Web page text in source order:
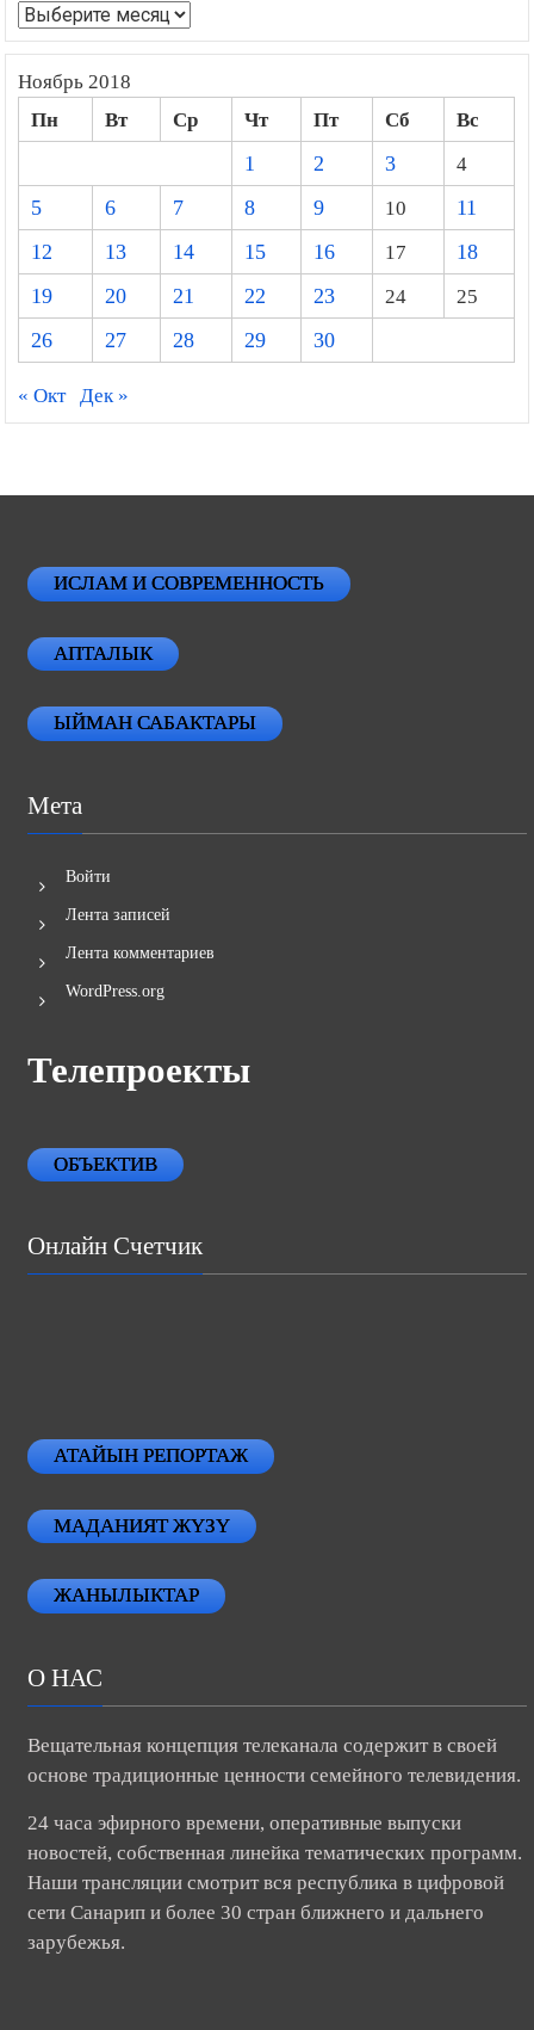
Архивы
Ноябрь 2018
Пн Вт Ср Чт Пт Сб
Вс
1
2 3
4
5
6 7 8 9 10
11
12
13 14 15 16 17
18
19
20 21 22 23 24
25
26
27 28 29 30
« Окт Дек »
ИСЛАМ И СОВРЕМЕННОСТЬ
АПТАЛЫК
ЫЙМАН САБАКТАРЫ
Мета
Войти
Лента записей
Лента комментариев
WordPress.org
Телепроекты
ОБЪЕКТИВ
Онлайн Счетчик
АТАЙЫН РЕПОРТАЖ
МАДАНИЯТ ЖҮЗҮ
ЖАНЫЛЫКТАР
О НАС
Вещательная концепция телеканала содержит в своей
основе традиционные ценности семейного телевидения.
24 часа эфирного времени, оперативные выпуски
новостей, собственная линейка тематических программ.
Наши трансляции смотрит вся республика в цифровой
сети Санарип и более 30 стран ближнего и дальнего
зарубежья.